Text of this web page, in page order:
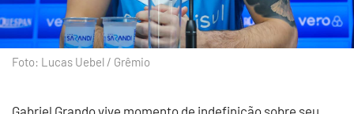
Foto: Lucas Uebel / Grêmio
Gabriel Grando vive momento de indefinição sobre seu